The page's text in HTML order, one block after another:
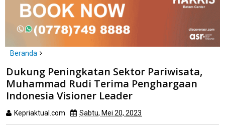
Beranda
Batam
Dukung Peningkatan Sektor Pariwisata, Muhammad Rudi
Terima Penghargaan Indonesia Visioner Leader
Dukung Peningkatan Sektor Pariwisata,
Muhammad Rudi Terima Penghargaan
Indonesia Visioner Leader
Kepriaktual.com Sabtu, Mei 20, 2023